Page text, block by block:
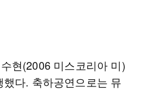
현(2006 미스코리아 미)
다. 축하공연으로는 뮤